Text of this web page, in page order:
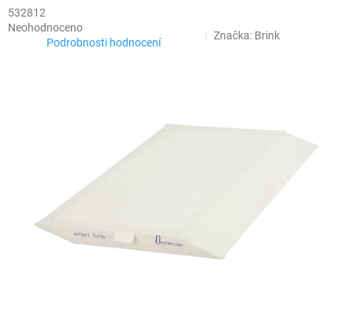
532812
Průměrné
hodnocení
Neohodnoceno
Podrobnosti hodnocení
Značka: Brink